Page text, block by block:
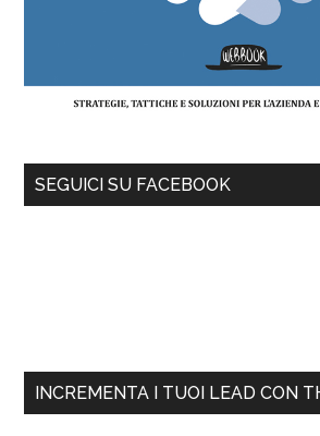
SEGUICI SU FACEBOOK
INCREMENTA I TUOI LEAD CON